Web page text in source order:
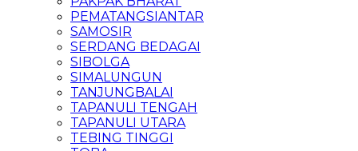
PEMATANGSIANTAR
SAMOSIR
SERDANG BEDAGAI
SIBOLGA
SIMALUNGUN
TANJUNGBALAI
TAPANULI TENGAH
TAPANULI UTARA
TEBING TINGGI